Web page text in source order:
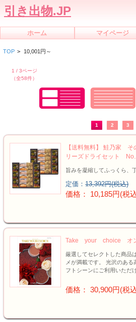
引き出物.JP
ホーム マイページ
TOP > 10,001円～
1 / 3ページ
（全58件）
1 2 3
【送料無料】 鮭乃家
リーズドライセット
旨みを凝縮してふっくら、
定価： 13,392円(税込)
価格： 10,185円(税
Take your choice オン
厳選してセレクトした商品
メが満載です。 光沢のあ
フトシーンにご利用いただ
価格： 30,900円(税